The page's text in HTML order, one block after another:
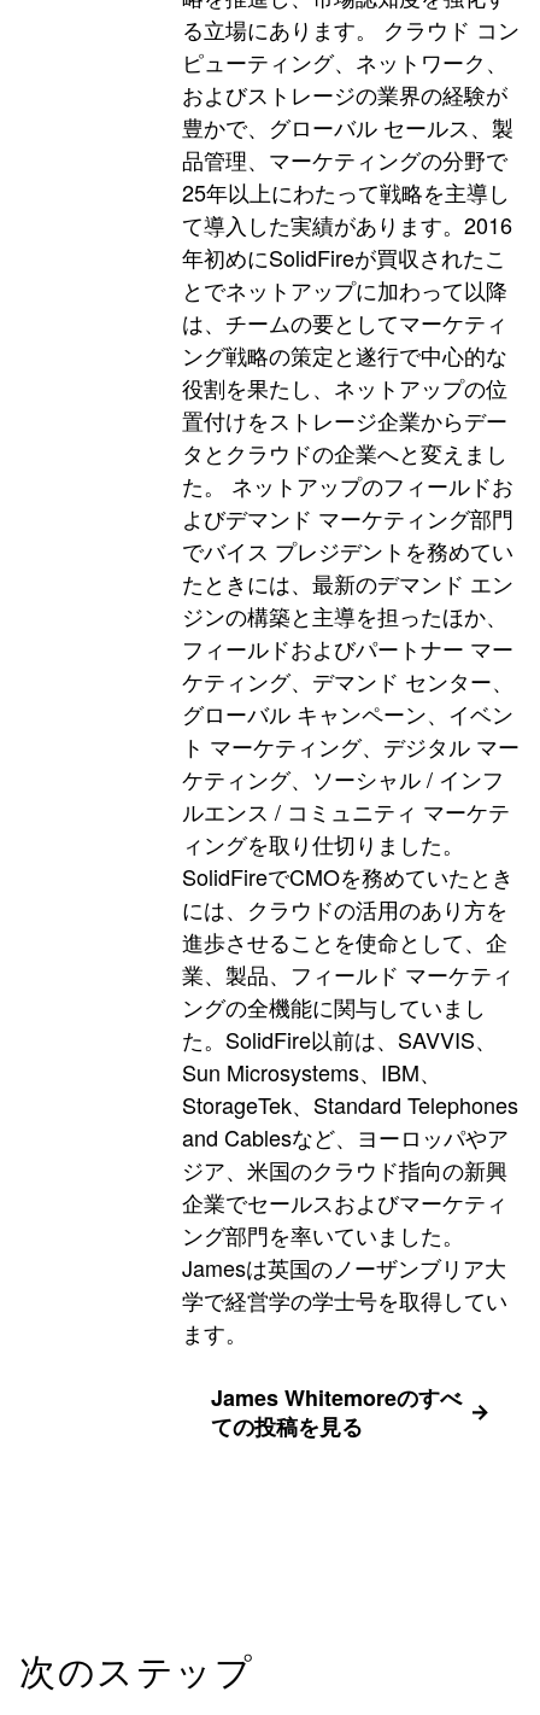
る立場にあります。 クラウド コン
ピューティング、ネットワーク、
およびストレージの業界の経験が
豊かで、グローバル セールス、製
品管理、マーケティングの分野で
25年以上にわたって戦略を主導し
て導入した実績があります。2016
年初めにSolidFireが買収されたこ
とでネットアップに加わって以降
は、チームの要としてマーケティ
ング戦略の策定と遂行で中心的な
役割を果たし、ネットアップの位
置付けをストレージ企業からデー
タとクラウドの企業へと変えまし
た。 ネットアップのフィールドお
よびデマンド マーケティング部門
でバイス プレジデントを務めてい
たときには、最新のデマンド エン
ジンの構築と主導を担ったほか、
フィールドおよびパートナー マー
ケティング、デマンド センター、
グローバル キャンペーン、イベン
ト マーケティング、デジタル マー
ケティング、ソーシャル / インフ
ルエンス / コミュニティ マーケテ
ィングを取り仕切りました。
SolidFireでCMOを務めていたとき
には、クラウドの活用のあり方を
進歩させることを使命として、企
業、製品、フィールド マーケティ
ングの全機能に関与していまし
た。SolidFire以前は、SAVVIS、
Sun Microsystems、IBM、
StorageTek、Standard Telephones
and Cablesなど、ヨーロッパやア
ジア、米国のクラウド指向の新興
企業でセールスおよびマーケティ
ング部門を率いていました。
Jamesは英国のノーザンブリア大
学で経営学の学士号を取得してい
ます。
James Whitemoreのすべ
ての投稿を見る
次のステップ